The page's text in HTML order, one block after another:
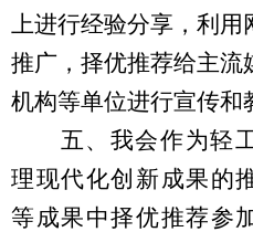
上进行经验分享，利
推广 ， 择优推荐给主流
机构等单位进行宣传和
五、我会作为轻
理现代化创新成果的
等成果中择优推荐参